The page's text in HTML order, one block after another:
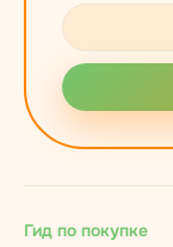
Гид по покупке